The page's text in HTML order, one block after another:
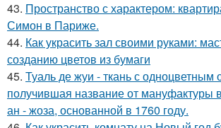
43. Пространство с характером:
Симон в Париже.
44. Как украсить зал своими руками:
созданию цветов из бумаги
45. Туаль де жуи - ткань с одноцветным
получившая название от мануфактуры
ан - жоза, основанной в 1760 году.